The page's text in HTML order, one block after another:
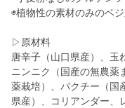
◉植物性の素材のみのベ
▷原材料
唐辛子（山口県産）、玉
ニンニク（国産の無農薬
薬栽培）、パクチー（国
県産）、コリアンダー、